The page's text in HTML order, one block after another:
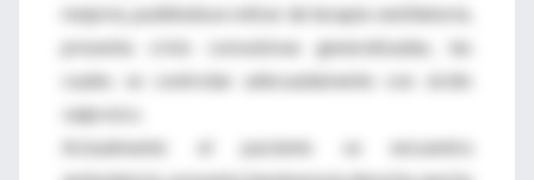
mejoría, pudiéndose retirar de terapia ventilatoria,
presenta crisis convulsivas generalizadas, las
cuales se controlan adecuadamente con ácido
valproico.
Actualmente el paciente se encuentra